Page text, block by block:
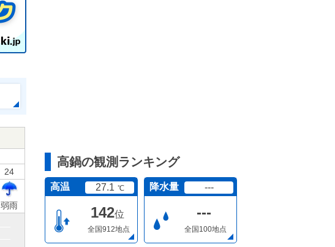
24
弱雨
高鍋の観測ランキング
高温 27.1 ℃
142位
全国912地点
降水量 ---
---
全国100地点